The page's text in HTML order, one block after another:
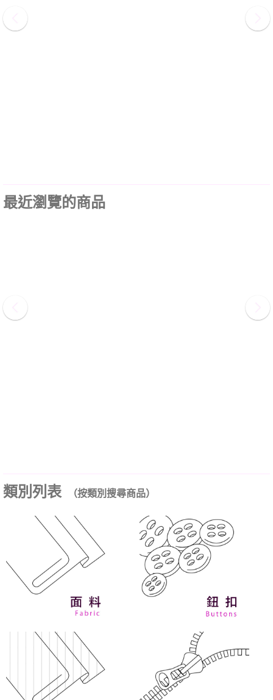
最近瀏覽的商品
類別列表 （按類別搜尋商品）